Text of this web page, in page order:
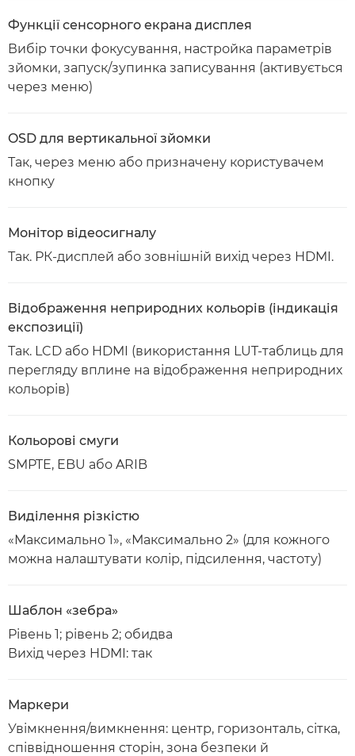
Функції сенсорного екрана дисплея
Вибір точки фокусування, настройка параметрів
зйомки, запуск/зупинка записування (активується
через меню)
OSD для вертикальної зйомки
Так, через меню або призначену користувачем
кнопку
Монітор відеосигналу
Так. РК-дисплей або зовнішній вихід через HDMI.
Відображення неприродних кольорів (індикація
експозиції)
Так. LCD або HDMI (використання LUT-таблиць для
перегляду вплине на відображення неприродних
кольорів)
Кольорові смуги
SMPTE, EBU або ARIB
Виділення різкістю
«Максимально 1», «Максимально 2» (для кожного
можна налаштувати колір, підсилення, частоту)
Шаблон «зебра»
Рівень 1; рівень 2; обидва
Вихід через HDMI: так
Маркери
Увімкнення/вимкнення: центр, горизонталь, сітка,
співвідношення сторін, зона безпеки й